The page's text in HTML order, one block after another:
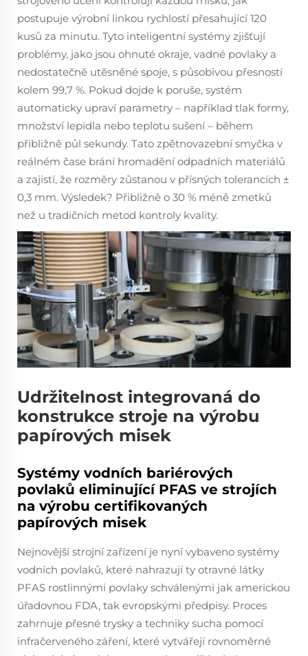
postupuje výrobní linkou rychlostí přesahující 120
kusů za minutu. Tyto inteligentní systémy zjišťují
problémy, jako jsou ohnuté okraje, vadné povlaky a
nedostatečně utěsněné spoje, s působivou přesností
kolem 99,7 %. Pokud dojde k poruše, systém
automaticky upraví parametry – například tlak formy,
množství lepidla nebo teplotu sušení – během
přibližně půl sekundy. Tato zpětnovazební smyčka v
reálném čase brání hromadění odpadních materiálů
a zajistí, že rozměry zůstanou v přísných tolerancích ±
0,3 mm. Výsledek? Přibližně o 30 % méně zmetků
než u tradičních metod kontroly kvality.
Udržitelnost integrovaná do
konstrukce stroje na výrobu
papírových misek
Systémy vodních bariérových
povlaků eliminující PFAS ve strojích
na výrobu certifikovaných
papírových misek
Nejnovější strojní zařízení je nyní vybaveno systémy
vodních povlaků, které nahrazují ty otravné látky
PFAS rostlinnými povlaky schválenými jak americkou
úřadovnou FDA, tak evropskými předpisy. Proces
zahrnuje přesné trysky a techniky sucha pomocí
infračerveného záření, které vytvářejí rovnoměrné